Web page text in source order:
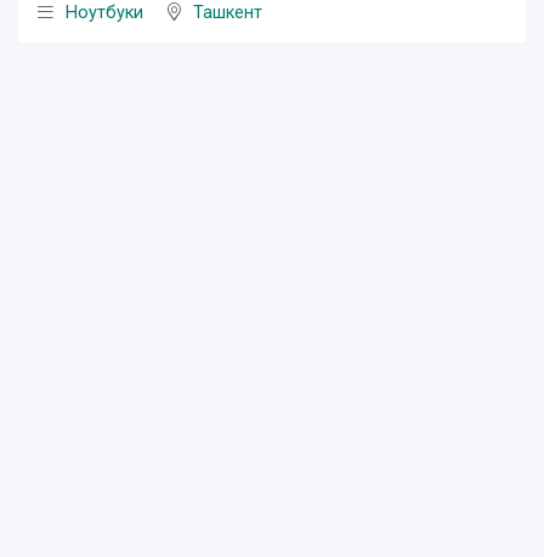
Ноутбуки
Ташкент